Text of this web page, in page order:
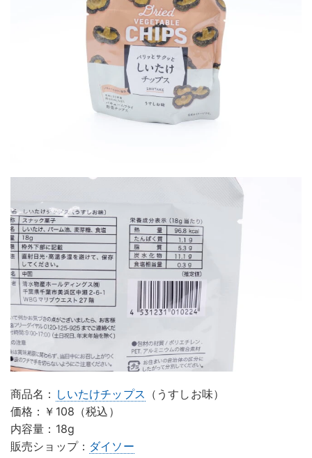
商品名： しいたけチップス （うすしお味）
価格：￥108（税込）
内容量：18g
販売ショップ： ダイソー